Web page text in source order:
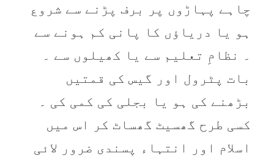
چاہے پہاڑوں پر برف پڑنے سے شروع
ہو يا درياؤں کا پانی کم ہونے سے
۔ نظامِ تعليم سے يا کھيلوں سے ۔
بات پٹرول اور گيس کی قمتيں
بڑھنے کی ہو يا بجلی کی کمی کی ۔
کسی طرح گھسيٹ گھساٹ کر اس میں
اسلام اور انتہاء پسندی ضرور لائی